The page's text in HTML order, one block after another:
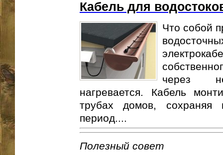
Кабель для
Что собой
через
нагревается. Кабель
трубах домов,
период....
Полезный совет